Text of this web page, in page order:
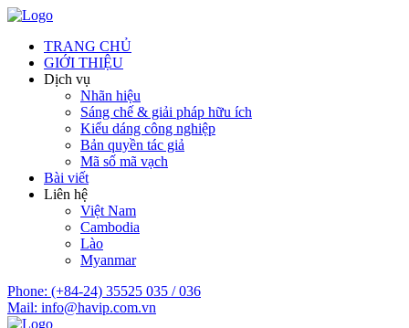
TRANG CHỦ
GIỚI THIỆU
Dịch vụ
Nhãn hiệu
Sáng chế & giải pháp hữu ích
Kiểu dáng công nghiệp
Bản quyền tác giả
Mã số mã vạch
Bài viết
Liên hệ
Việt Nam
Cambodia
Lào
Myanmar
Phone: (+84-24) 35525 035 / 036
Mail: info@havip.com.vn